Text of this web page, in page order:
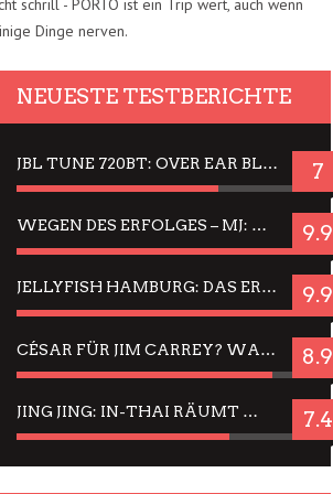
schrill - PORTO ist ein Trip wert, auch wenn
Dinge nerven.
NEUESTE TESTBERICHTE
JBL TUNE 720BT: OVER EAR BLUETOOTH KOPFHÖRER UM DIE 50,-€ IM DAUER-TEST 7
WEGEN DES ERFOLGES – MJ: MICHAEL JACKSON MUSICAL IN EINER MATINEE SEHEN 9.9
JELLYFISH HAMBURG: DAS ERFOLGREICHE SOMMER-MENÜ 2025 IN GEFÜHLEN UND BILDERN 9.9
CÉSAR FÜR JIM CARREY? WARUM DAS EINER DER NERVIGSTEN ACTORS IST UND BLEIBT 8.9
JING JING: IN-THAI RÄUMT WIEDER TITEL AB – EIN ZWEI-STUNDEN-ERLEBNISBERICHT 7.4